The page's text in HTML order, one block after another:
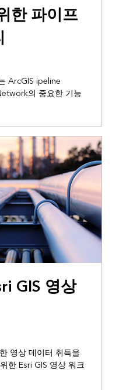
한 파이프
ArcGIS ipeline
의 중요한 기능
GIS 영상
영상 데이터 취득을
한 Esri GIS 영상 워크